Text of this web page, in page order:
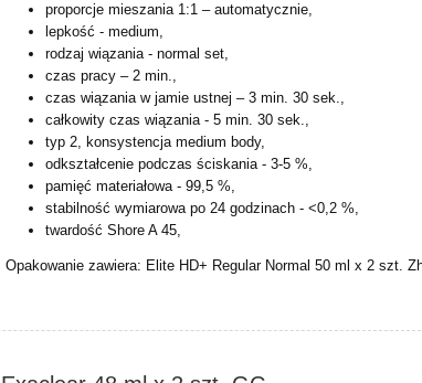
proporcje mieszania 1:1 – automatycznie,
lepkość - medium,
rodzaj wiązania - normal set,
czas pracy – 2 min.,
czas wiązania w jamie ustnej – 3 min. 30 sek.,
całkowity czas wiązania - 5 min. 30 sek.,
typ 2, konsystencja medium body,
odkształcenie podczas ściskania - 3-5 %,
pamięć materiałowa - 99,5 %,
stabilność wymiarowa po 24 godzinach - <0,2 %,
twardość Shore A 45,
Opakowanie zawiera: Elite HD+ Regular Normal 50 ml x 2 szt.